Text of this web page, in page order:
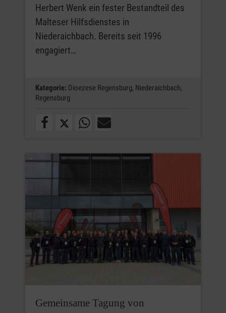
Herbert Wenk ein fester Bestandteil des
Malteser Hilfsdienstes in
Niederaichbach. Bereits seit 1996
engagiert…
Kategorie: Dioezese Regensburg, Niederaichbach,
Regensburg
Gemeinsame Tagung von